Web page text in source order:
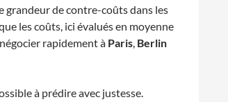
grandeur de contre-coûts dans les
les coûts, ici évalués en moyenne
rapidement à Paris, Berlin
à prédire avec justesse.